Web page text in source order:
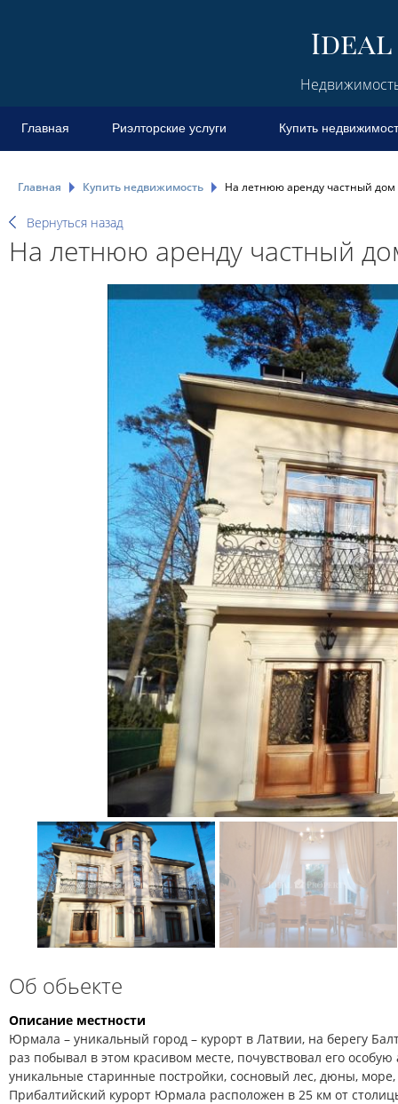
Главная Риэлторские услуги Купить
Главная Купить недвижимость На летнюю аренду частный
Вернуться назад
На летнюю аренду частный
Об обьекте
Описание местности
Юрмала – уникальный город – курорт в Латвии, на берегу
раз побывал в этом красивом месте, почувствовал его
уникальные старинные постройки, сосновый лес, дюны,
Прибалтийский курорт Юрмала расположен в 25 км от